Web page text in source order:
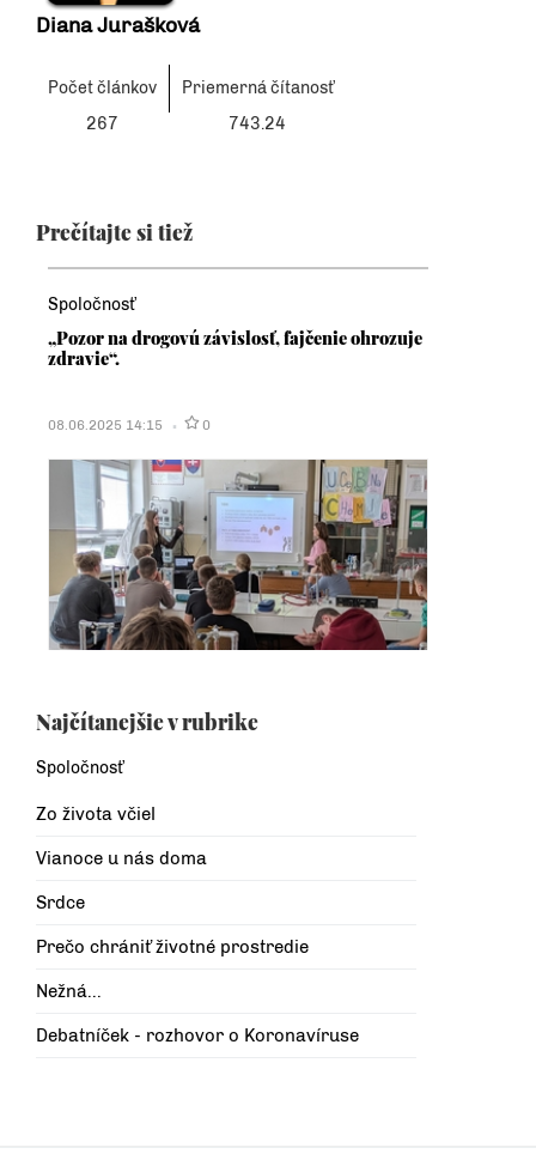
Diana Jurašková
Počet článkov
Priemerná čítanosť
267
743.24
Prečítajte si tiež
Spoločnosť
„Pozor na drogovú závislosť, fajčenie ohrozuje
zdravie“.
08.06.2025 14:15 0
Najčítanejšie v rubrike
Spoločnosť
Zo života včiel
Vianoce u nás doma
Srdce
Prečo chrániť životné prostredie
Nežná...
Debatníček - rozhovor o Koronavíruse